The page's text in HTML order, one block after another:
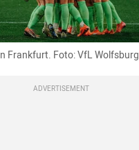
Frankfurt. Foto: VfL Wolfsburg
ADVERTISEMENT